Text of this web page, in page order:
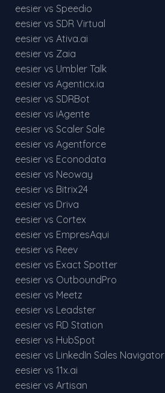
eesier vs Speedio
eesier vs SDR Virtual
eesier vs Ativa.ai
eesier vs Zaia
eesier vs Umbler Talk
eesier vs Agenticx.ia
eesier vs SDRBot
eesier vs iAgente
eesier vs Scaler Sale
eesier vs Agentforce
eesier vs Econodata
eesier vs Neoway
eesier vs Bitrix24
eesier vs Driva
eesier vs Cortex
eesier vs EmpresAqui
eesier vs Reev
eesier vs Exact Spotter
eesier vs OutboundPro
eesier vs Meetz
eesier vs Leadster
eesier vs RD Station
eesier vs HubSpot
eesier vs LinkedIn Sales Navigator
eesier vs 11x.ai
eesier vs Artisan